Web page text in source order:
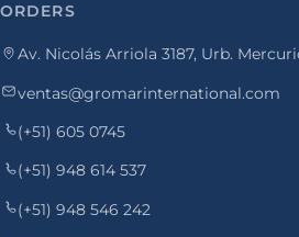
ORDERS
Av. Nicolás Arriola 3187, Urb.
ventas@gromarinternational.com
(+51) 605 0745
(+51) 948 614 537
(+51) 948 546 242